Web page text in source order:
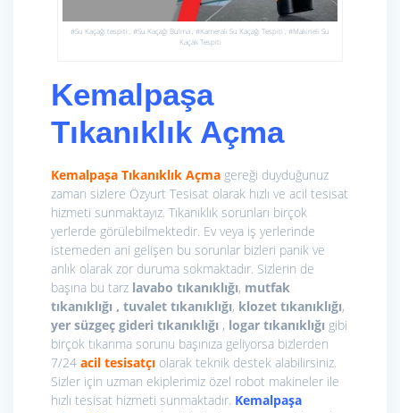
#Su Kaçağı tespiti , #Su Kaçağı Bulma , #Kameralı Su Kaçağı Tespiti , #Makineli Su
Kaçak Tespiti
Kemalpaşa
Tıkanıklık Açma
Kemalpaşa Tıkanıklık Açma gereği duyduğunuz
zaman sizlere Özyurt Tesisat olarak hızlı ve acil tesisat
hizmeti sunmaktayız. Tıkanıklık sorunları birçok
yerlerde görülebilmektedir. Ev veya iş yerlerinde
istemeden ani gelişen bu sorunlar bizleri panik ve
anlık olarak zor duruma sokmaktadır. Sizlerin de
başına bu tarz lavabo tıkanıklığı, mutfak
tıkanıklığı , tuvalet tıkanıklığı, klozet tıkanıklığı,
yer süzgeç gideri tıkanıklığı , logar tıkanıklığı gibi
birçok tıkanma sorunu başınıza geliyorsa bizlerden
7/24 acil tesisatçı olarak teknik destek alabilirsiniz.
Sizler için uzman ekiplerimiz özel robot makineler ile
hızlı tesisat hizmeti sunmaktadır. Kemalpaşa